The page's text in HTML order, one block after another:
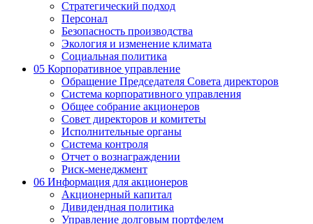
Стратегический подход
Персонал
Безопасность производства
Экология и изменение климата
Социальная политика
05 Корпоративное управление
Обращение Председателя Совета директоров
Система корпоративного управления
Общее собрание акционеров
Совет директоров и комитеты
Исполнительные органы
Система контроля
Отчет о вознаграждении
Риск-менеджмент
06 Информация для акционеров
Акционерный капитал
Дивидендная политика
Управление долговым портфелем